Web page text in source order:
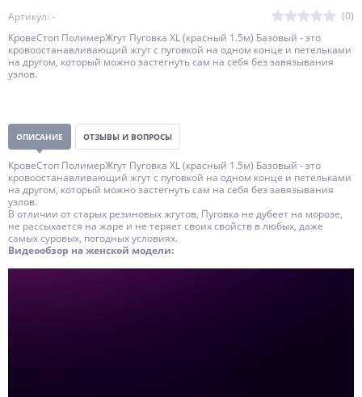
Артикул: -
(0)
КровеСтоп ПолимерЖгут Пуговка XL (красный 1.5м) Базовый - это
кровоостанавливающий жгут с пуговкой на одном конце и петельками
на другом, который можно застегнуть сам на себя без завязывания
узлов.
ОПИСАНИЕ ОТЗЫВЫ И ВОПРОСЫ
КровеСтоп ПолимерЖгут Пуговка XL (красный 1.5м) Базовый - это
кровоостанавливающий жгут с пуговкой на одном конце и петельками
на другом, который можно застегнуть сам на себя без завязывания
узлов.
В отличии от старых резиновых жгутов, Пуговка не дубеет на морозе,
не рассыхается на жаре и не теряет своих свойств в любых, даже
самых суровых, погодных условиях.
Видеообзор на женской модели: